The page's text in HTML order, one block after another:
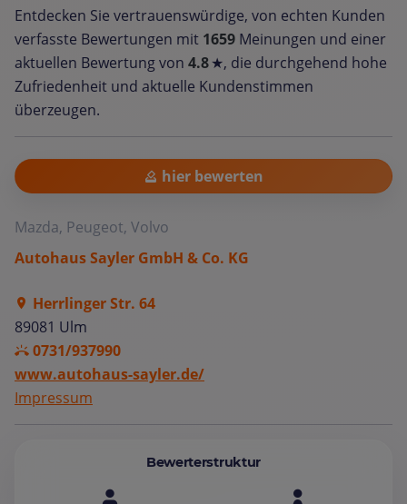
Entdecken Sie vertrauenswürdige, von echten Kunden
verfasste Bewertungen mit 1659 Meinungen und einer
aktuellen Bewertung von 4.8★, die durchgehend hohe
Zufriedenheit und aktuelle Kundenstimmen
überzeugen.
hier bewerten
Mazda, Peugeot, Volvo
Autohaus Sayler GmbH & Co. KG
Herrlinger Str. 64
89081 Ulm
0731/937990
www.autohaus-sayler.de/
Impressum
Bewerterstruktur